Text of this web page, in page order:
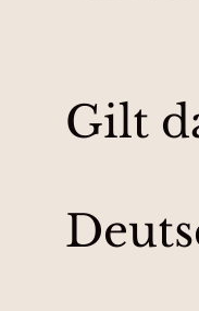
Gilt